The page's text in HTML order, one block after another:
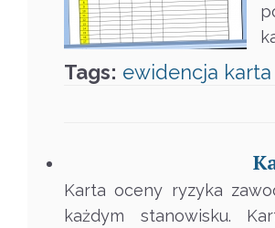
Tags: ewidencja karta
Karta oceny ryzyka
każdym stanowisku.